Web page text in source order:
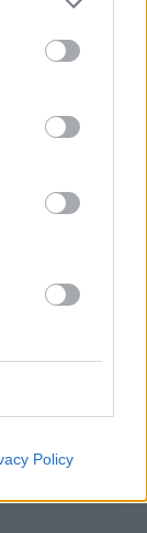
Policy
και/ή
και